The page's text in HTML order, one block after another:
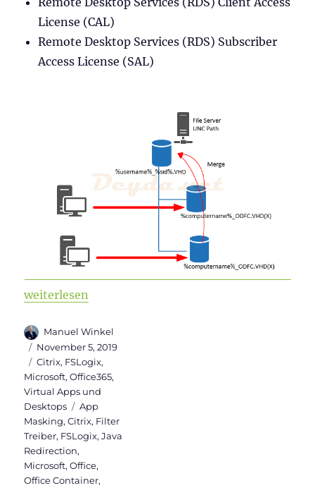
License (CAL)
Remote Desktop Services (RDS) Subscriber
Access License (SAL)
„FSLogix Container (Office/Profile) in Citrix
weiterlesen
Autor
Manuel Winkel
Veröffentlicht
am
November 5, 2019
Kategorien
Citrix, FSLogix,
Microsoft,Office365,
Virtual Apps und
Desktops
Schlagwörter
App
Masking,Citrix, Filter
Treiber, FSLogix,Java
Redirection,
Microsoft,Office,
Office Container,